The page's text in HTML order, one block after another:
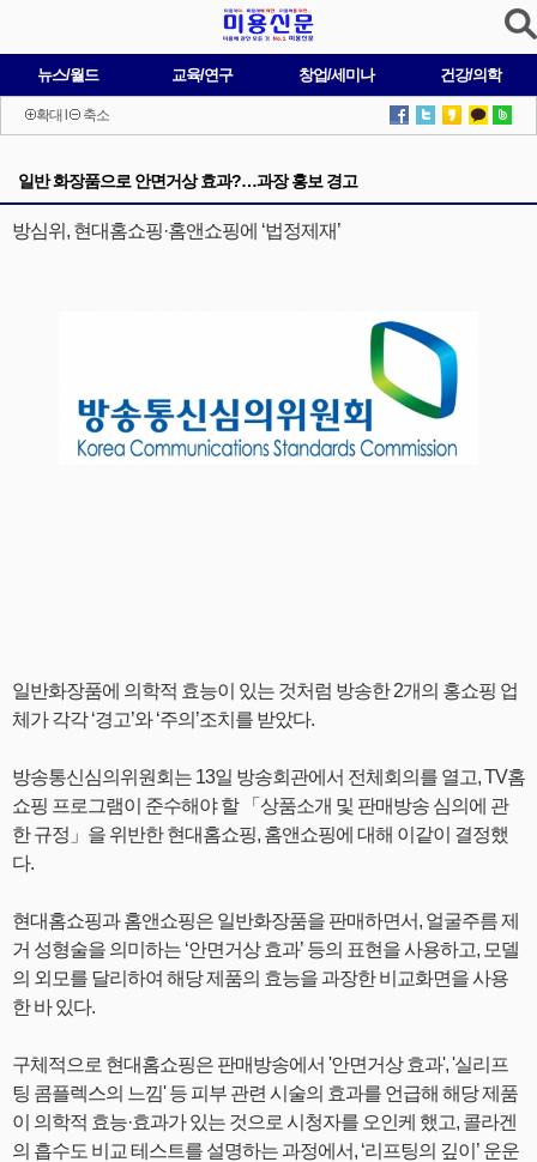
뉴스/월드 교육/연구 창업/세미나 건강/의학
확대 축소
일반 화장품으로 안면거상 효과?…과장 홍보 경고
방심위, 현대홈쇼핑·홈앤쇼핑에 ‘법정제재’
일반화장품에 의학적 효능이 있는 것처럼 방송한 2개의 홍쇼핑 업
체가 각각 ‘경고’와 ‘주의’조치를 받았다.
방송통신심의위원회는 13일 방송회관에서 전체회의를 열고, TV홈
쇼핑 프로그램이 준수해야 할 「상품소개 및 판매방송 심의에 관
한 규정」을 위반한 현대홈쇼핑, 홈앤쇼핑에 대해 이같이 결정했
다.
현대홈쇼핑과 홈앤쇼핑은 일반화장품을 판매하면서, 얼굴주름 제
거 성형술을 의미하는 ‘안면거상 효과’ 등의 표현을 사용하고, 모델
의 외모를 달리하여 해당 제품의 효능을 과장한 비교화면을 사용
한 바 있다.
구체적으로 현대홈쇼핑은 판매방송에서 '안면거상 효과', '실리프
팅 콤플렉스의 느낌' 등 피부 관련 시술의 효과를 언급해 해당 제품
이 의학적 효능·효과가 있는 것으로 시청자를 오인케 했고, 콜라겐
의 흡수도 비교 테스트를 설명하는 과정에서, ‘리프팅의 깊이’ 운운